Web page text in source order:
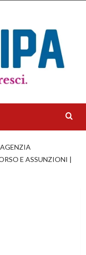
AGENZIA
E ASSUNZIONI |